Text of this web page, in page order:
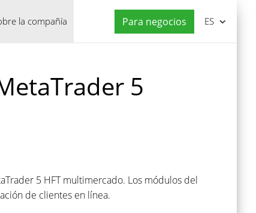
la compañía Para negocios ES
5
5 HFT multimercado. Los módulos del
de clientes en línea.